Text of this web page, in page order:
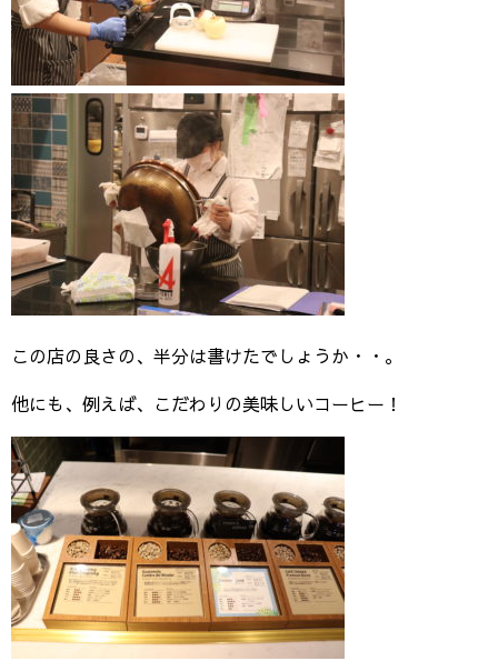
この店の良さの、半分は書けたでしょうか・・。
他にも、例えば、こだわりの美味しいコーヒー！